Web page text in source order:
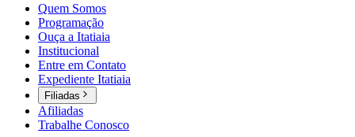
Quem Somos
Programação
Ouça a Itatiaia
Institucional
Entre em Contato
Expediente Itatiaia
Filiadas
Afiliadas
Trabalhe Conosco